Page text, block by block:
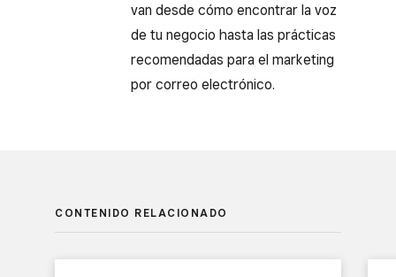
van desde cómo encontrar la voz
de tu negocio hasta las prácticas
recomendadas para el marketing
por correo electrónico.
CONTENIDO RELACIONADO